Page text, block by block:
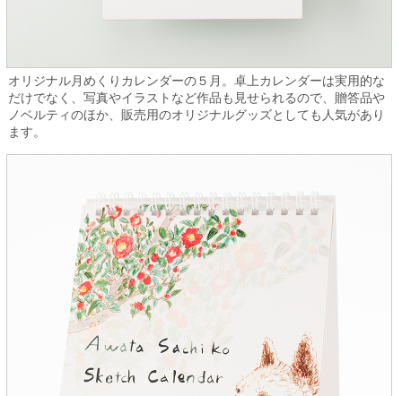
オリジナル月めくりカレンダーの５月。卓上カレンダーは実用的な
だけでなく、写真やイラストなど作品も見せられるので、贈答品や
ノベルティのほか、販売用のオリジナルグッズとしても人気があり
ます。